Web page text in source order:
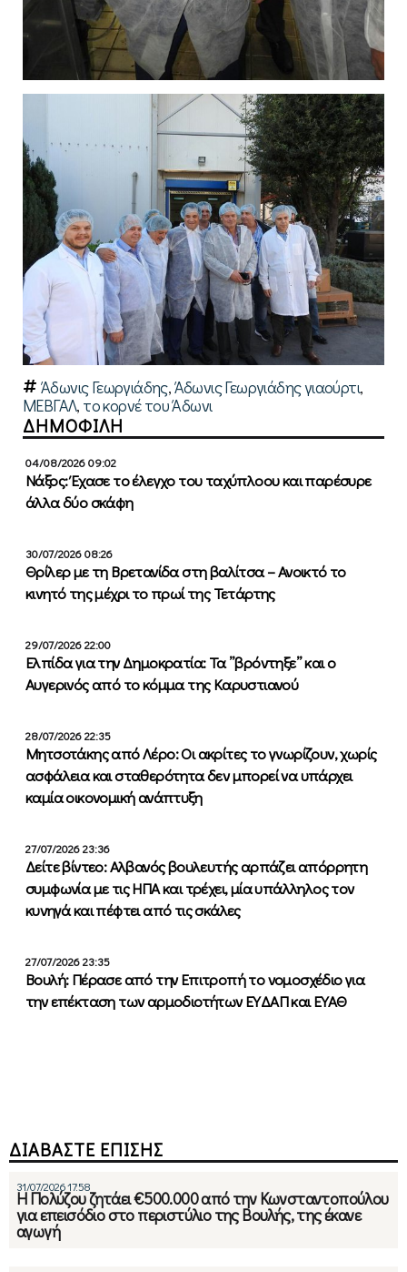
Άδωνις Γεωργιάδης,Άδωνις Γεωργιάδης γιαούρτι,
ΜΕΒΓΑΛ, το κορνέ του Άδωνι
ΔΗΜΟΦΙΛΗ
04/08/2026 09:02
Νάξος: Έχασε το έλεγχο του ταχύπλοου και παρέσυρε
άλλα δύο σκάφη
30/07/2026 08:26
Θρίλερ με τη Βρετανίδα στη βαλίτσα – Ανοικτό το
κινητό της μέχρι το πρωί της Τετάρτης
29/07/2026 22:00
Ελπίδα για την Δημοκρατία: Τα ”βρόντηξε” και ο
Αυγερινός από το κόμμα της Καρυστιανού
28/07/2026 22:35
Μητσοτάκης από Λέρο: Οι ακρίτες το γνωρίζουν, χωρίς
ασφάλεια και σταθερότητα δεν μπορεί να υπάρχει
καμία οικονομική ανάπτυξη
27/07/2026 23:36
Δείτε βίντεο: Αλβανός βουλευτής αρπάζει απόρρητη
συμφωνία με τις ΗΠΑ και τρέχει, μία υπάλληλος τον
κυνηγά και πέφτει από τις σκάλες
27/07/2026 23:35
Βουλή: Πέρασε από την Επιτροπή το νομοσχέδιο για
την επέκταση των αρμοδιοτήτων ΕΥΔΑΠ και ΕΥΑΘ
ΔΙΑΒΑΣΤΕ ΕΠΙΣΗΣ
31/07/2026 17:58
Η Πολύζου ζητάει €500.000 από την Κωνσταντοπούλου
για επεισόδιο στο περιστύλιο της Βουλής, της έκανε
αγωγή